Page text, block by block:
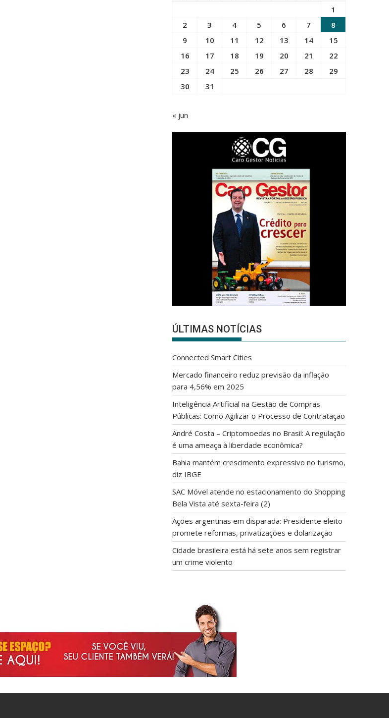
1
2
3 4 5 6 7
8
9
10 11 12 13 14
15
16
17 18 19 20 21
22
23
24 25 26 27 28
29
30
31
« jun
ÚLTIMAS NOTÍCIAS
Connected Smart Cities
Mercado financeiro reduz previsão da inflação
para 4,56% em 2025
Inteligência Artificial na Gestão de Compras
Públicas: Como Agilizar o Processo de Contratação
André Costa – Criptomoedas no Brasil: A regulação
é uma ameaça à liberdade econômica?
Bahia mantém crescimento expressivo no turismo,
diz IBGE
SAC Móvel atende no estacionamento do Shopping
Bela Vista até sexta-feira (2)
Ações argentinas em disparada: Presidente eleito
promete reformas, privatizações e dolarização
Cidade brasileira está há sete anos sem registrar
um crime violento